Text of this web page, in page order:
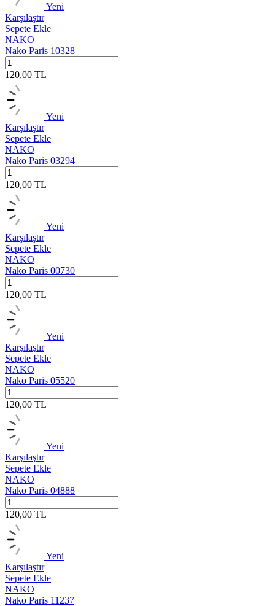
Yeni
Karşılaştır
Sepete Ekle
NAKO
Nako Paris 10328
120,00 TL
Yeni
Karşılaştır
Sepete Ekle
NAKO
Nako Paris 03294
120,00 TL
Yeni
Karşılaştır
Sepete Ekle
NAKO
Nako Paris 00730
120,00 TL
Yeni
Karşılaştır
Sepete Ekle
NAKO
Nako Paris 05520
120,00 TL
Yeni
Karşılaştır
Sepete Ekle
NAKO
Nako Paris 04888
120,00 TL
Yeni
Karşılaştır
Sepete Ekle
NAKO
Nako Paris 11237